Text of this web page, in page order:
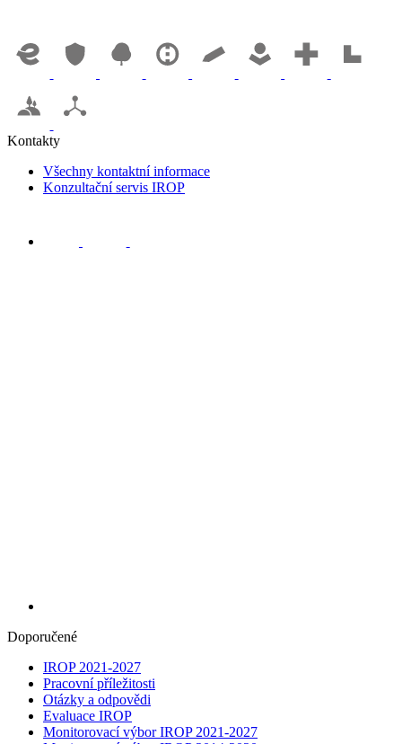
Kontakty
Všechny kontaktní informace
Konzultační servis IROP
Doporučené
IROP 2021-2027
Pracovní příležitosti
Otázky a odpovědi
Evaluace IROP
Monitorovací výbor IROP 2021-2027